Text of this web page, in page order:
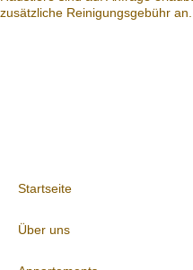
zusätzliche Reinigungsgebühr an.
Startseite
Über uns